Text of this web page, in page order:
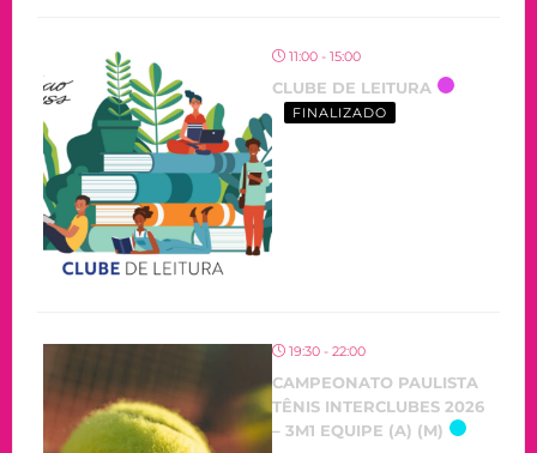
11:00 - 15:00
CLUBE DE LEITURA
FINALIZADO
19:30 - 22:00
CAMPEONATO PAULISTA
TÊNIS INTERCLUBES 2026
– 3M1 EQUIPE (A) (M)